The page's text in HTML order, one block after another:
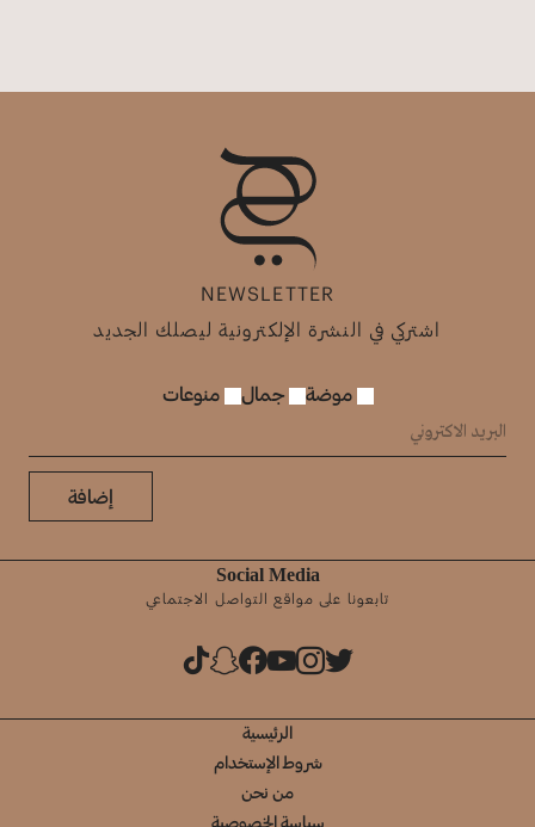
NEWSLETTER
اشتركي في النشرة الإلكترونية ليصلك الجديد
موضة جمال منوعات
إضافة
Social Media
تابعونا على مواقع التواصل الاجتماعي
الرئيسية
شروط الإستخدام
من نحن
سياسة الخصوصية